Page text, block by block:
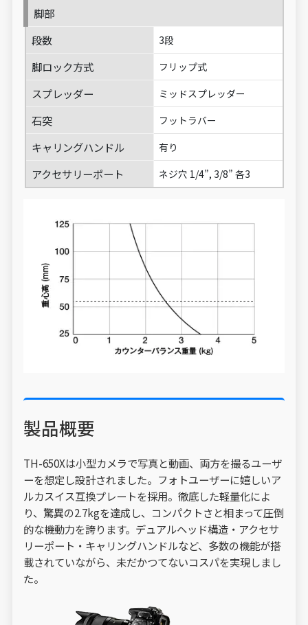
脚部
段数
3段
脚ロック方式 フリップ式
スプレッダー ミッドスプレッダー
石突 フットラバー
キャリングハンドル 有り
アクセサリーポート ネジ穴 1/4”, 3/8” 各3
製品概要
TH-650Xは小型カメラで写真と動画、両方を撮るユーザ
ーを想定し設計されました。フォトユーザーに嬉しいア
ルカスイス互換プレートを採用。徹底した軽量化によ
り、驚異の2.7kgを達成し、コンパクトさと相まって圧倒
的な機動力を誇ります。デュアルヘッド構造・アクセサ
リーポート・キャリングハンドルなど、多数の機能が搭
載されていながら、未だかつてないコスパを実現しまし
た。